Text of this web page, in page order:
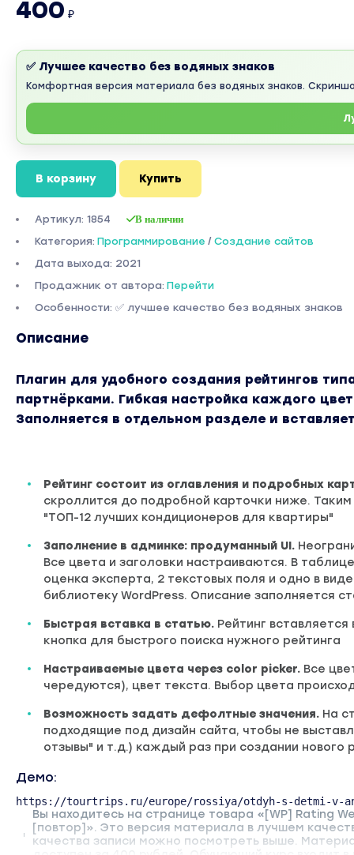
400 ₽
✅ Лучшее качество без водяных знаков
Комфортная версия материала без водяных знаков.
В корзину Купить
Артикул: 1854 В наличии
Категория: Программирование / Создание сайтов
Дата выхода: 2021
Продажник от автора: Перейти
Особенности: ✅ лучшее качество без водяных знаков
Описание
Плагин для удобного создания рейтингов
партнёрками. Гибкая настройка каждого
Заполняется в отдельном разделе и
Рейтинг состоит из оглавления и подробных
скроллится до подробной карточки ниже.
"ТОП-12 лучших кондиционеров для квартиры"
Заполнение в админке: продуманный UI.
Все цвета и заголовки настраиваются. В
оценка эксперта, 2 текстовых поля и одно в
библиотеку WordPress. Описание заполняется
Быстрая вставка в статью. Рейтинг
кнопка для быстрого поиска нужного рейтинга
Настраиваемые цвета через color picker. Все
чередуются), цвет текста. Выбор цвета
Возможность задать дефолтные значения. На
подходящие под дизайн сайта, чтобы не
отзывы" и т.д.) каждый раз при создании нового
Демо:
https://tourtrips.ru/europe/rossiya/otdyh-s-detmi-v-
Вы находитесь на странице товара «[WP] Rating
[повтор]». Это версия материала в лучшем
качества записи можно посмотреть выше.